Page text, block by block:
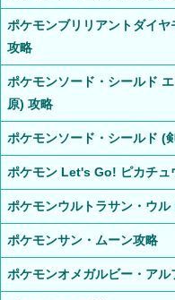
ポケモンブリリアントダイ
攻略
ポケモンソード・シールド
原) 攻略
ポケモンソード・シールド (
ポケモン Let's Go! ピカチュ
ポケモンウルトラサン・ウ
ポケモンサン・ムーン攻略
ポケモンオメガルビー・ア